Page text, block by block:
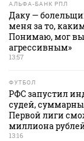
АЛЬФА-БАНК РПЛ
Даку —
меня за то,
Понимаю, мог
агрессивным»
13:57
ФУТБОЛ
РФС запустил
судей,
Первой лиги
миллиона
13:16